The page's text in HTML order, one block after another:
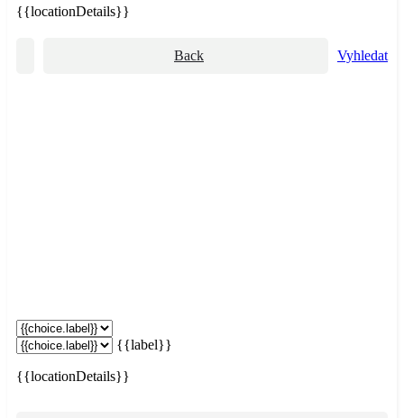
{{locationDetails}}
Vyhledat
Back
{{label}}
{{locationDetails}}